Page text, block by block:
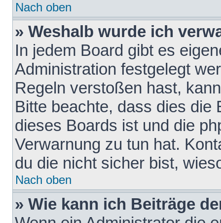
Nach oben
» Weshalb wurde ich
In jedem Board gibt es
Administration festgelegt
Regeln verstoßen hast,
Bitte beachte, dass dies die
dieses Boards ist und die
Verwarnung zu tun hat.
du die nicht sicher bist,
Nach oben
» Wie kann ich Beiträge